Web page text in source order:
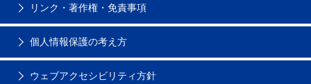
リンク・著作権・免責事項
個人情報保護の考え方
ウェブアクセシビリティ方針